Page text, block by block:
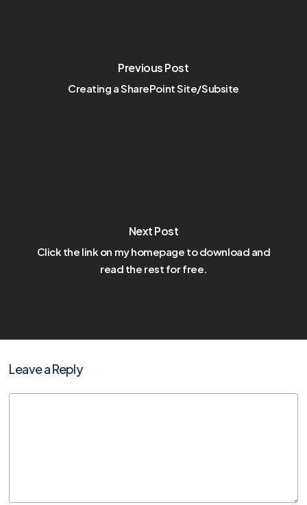
Previous Post
Creating a SharePoint Site/Subsite
Next Post
Click the link on my homepage to download and
read the rest for free.
Leave a Reply